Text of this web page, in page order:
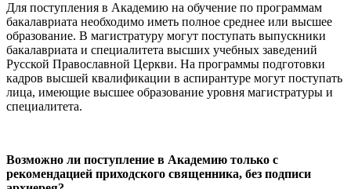
Для поступления в Академию на обучение по программам
бакалавриата необходимо иметь полное среднее или высшее
образование. В магистратуру могут поступать выпускники
бакалавриата и специалитета высших учебных заведений
Русской Православной Церкви. На программы подготовки
кадров высшей квалификации в аспирантуре могут поступать
лица, имеющие высшее образование уровня магистратуры и
специалитета.
Возможно ли поступление в Академию только с
рекомендацией приходского священника, без подписи